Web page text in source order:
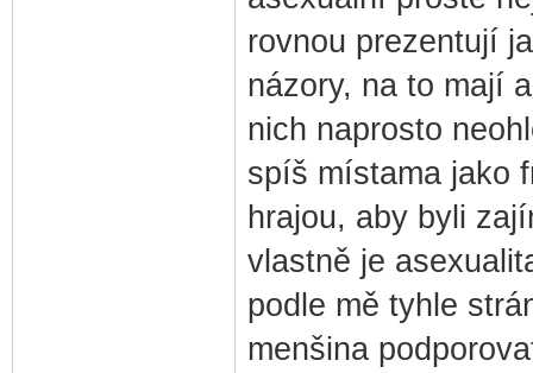
rovnou prezentují
názory, na to mají
nich naprosto
spíš místama jako
hrajou, aby byli
vlastně je
podle mě tyhle
menšina